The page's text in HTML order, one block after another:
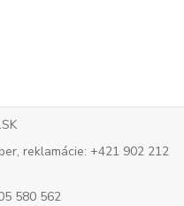
reklamácie: +421 902 212
580 562